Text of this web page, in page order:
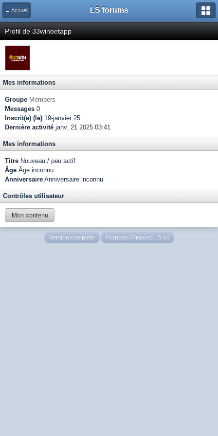
← Accueil LS forums
Profil de 33winbetapp
Mes informations
Groupe Members
Messages 0
Inscrit(e) (le) 19-janvier 25
Dernière activité janv. 21 2025 03:41
Mes informations
Titre Nouveau / peu actif
Âge Âge inconnu
Anniversaire Anniversaire inconnu
Contrôles utilisateur
Mon contenu
Version complète Français (France) LS v4